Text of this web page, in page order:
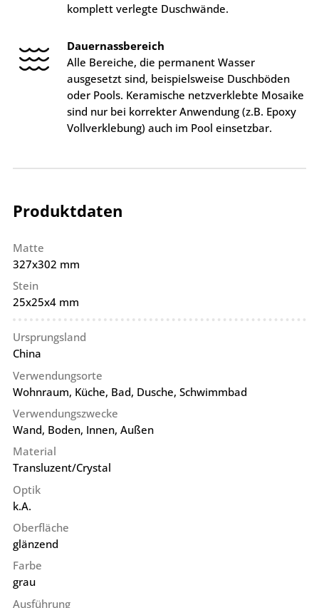
komplett verlegte Duschwände.
Dauernassbereich
Alle Bereiche, die permanent Wasser
ausgesetzt sind, beispielsweise Duschböden
oder Pools. Keramische netzverklebte Mosaike
sind nur bei korrekter Anwendung (z.B. Epoxy
Vollverklebung) auch im Pool einsetzbar.
Produktdaten
Matte
327x302 mm
Stein
25x25x4 mm
Ursprungsland
China
Verwendungsorte
Wohnraum, Küche, Bad, Dusche, Schwimmbad
Verwendungszwecke
Wand, Boden, Innen, Außen
Material
Transluzent/Crystal
Optik
k.A.
Oberfläche
glänzend
Farbe
grau
Ausführung